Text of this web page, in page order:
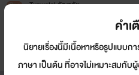
Tunwalai ธัญวลัย
หน้าแรก นิยาย อีบุ๊ก
คำเ
นิยายเรื่องนี้มีเนื้อหาหรือรูปแบบก
ภาษา เป็นต้น ที่อาจไม่เหมาะสมกับ